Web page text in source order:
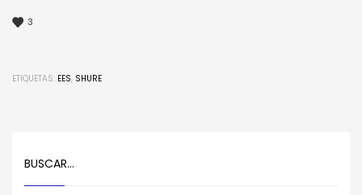
3
ETIQUETAS: EES, SHURE
BUSCAR…